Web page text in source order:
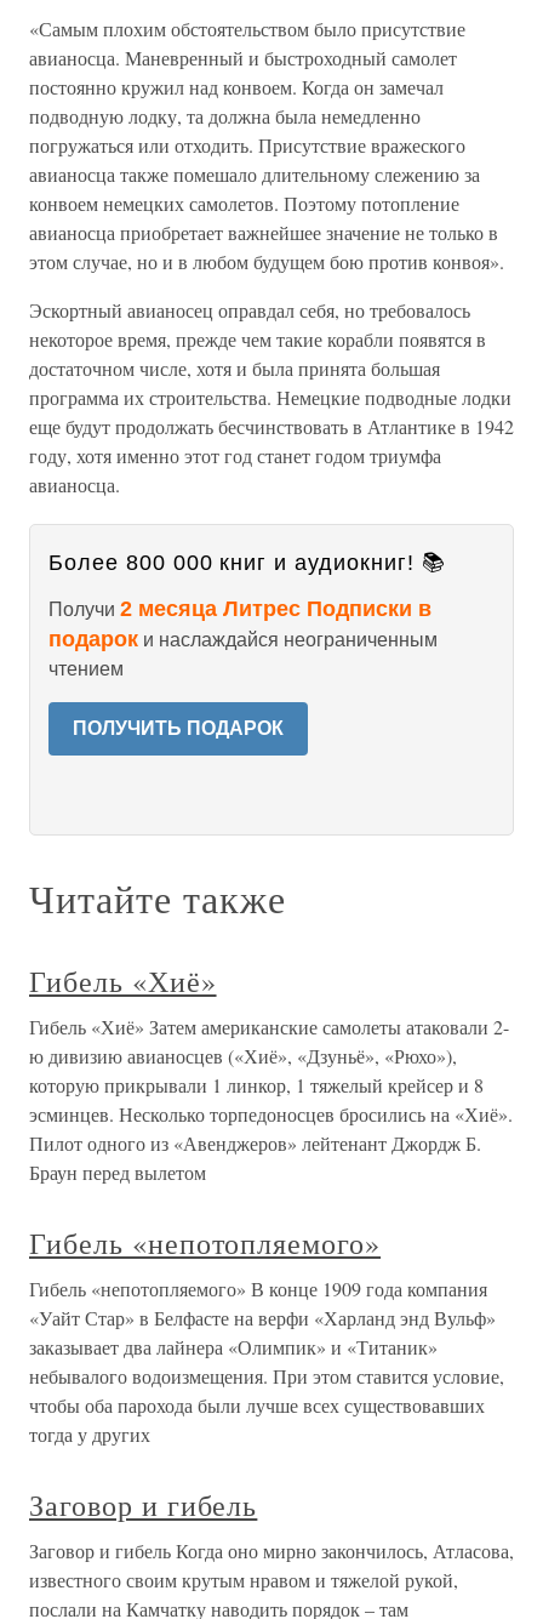
«Самым плохим обстоятельством было присутствие
авианосца. Маневренный и быстроходный самолет
постоянно кружил над конвоем. Когда он замечал
подводную лодку, та должна была немедленно
погружаться или отходить. Присутствие вражеского
авианосца также помешало длительному слежению за
конвоем немецких самолетов. Поэтому потопление
авианосца приобретает важнейшее значение не только в
этом случае, но и в любом будущем бою против конвоя».
Эскортный авианосец оправдал себя, но требовалось
некоторое время, прежде чем такие корабли появятся в
достаточном числе, хотя и была принята большая
программа их строительства. Немецкие подводные лодки
еще будут продолжать бесчинствовать в Атлантике в 1942
году, хотя именно этот год станет годом триумфа
авианосца.
Более 800 000 книг и аудиокниг! 📚
Получи 2 месяца Литрес Подписки в
подарок и наслаждайся неограниченным
чтением
ПОЛУЧИТЬ ПОДАРОК
Читайте также
Гибель «Хиё»
Гибель «Хиё» Затем американские самолеты атаковали 2-
ю дивизию авианосцев («Хиё», «Дзуньё», «Рюхо»),
которую прикрывали 1 линкор, 1 тяжелый крейсер и 8
эсминцев. Несколько торпедоносцев бросились на «Хиё».
Пилот одного из «Авенджеров» лейтенант Джордж Б.
Браун перед вылетом
Гибель «непотопляемого»
Гибель «непотопляемого» В конце 1909 года компания
«Уайт Стар» в Белфасте на верфи «Харланд энд Вульф»
заказывает два лайнера «Олимпик» и «Титаник»
небывалого водоизмещения. При этом ставится условие,
чтобы оба парохода были лучше всех существовавших
тогда у других
Заговор и гибель
Заговор и гибель Когда оно мирно закончилось, Атласова,
известного своим крутым нравом и тяжелой рукой,
послали на Камчатку наводить порядок – там